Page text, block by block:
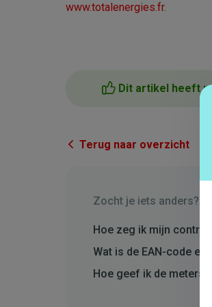
www.totalenergies.fr.
Dit artikel heeft
Terug naar overzicht
Zocht je iets anders?
Hoe zeg ik mijn
Wat is de EAN-code en
Hoe geef ik de